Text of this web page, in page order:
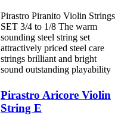
Pirastro Piranito Violin Strings
SET 3/4 to 1/8 The warm
sounding steel string set
attractively priced steel care
strings brilliant and bright
sound outstanding playability
Pirastro Aricore Violin
String E